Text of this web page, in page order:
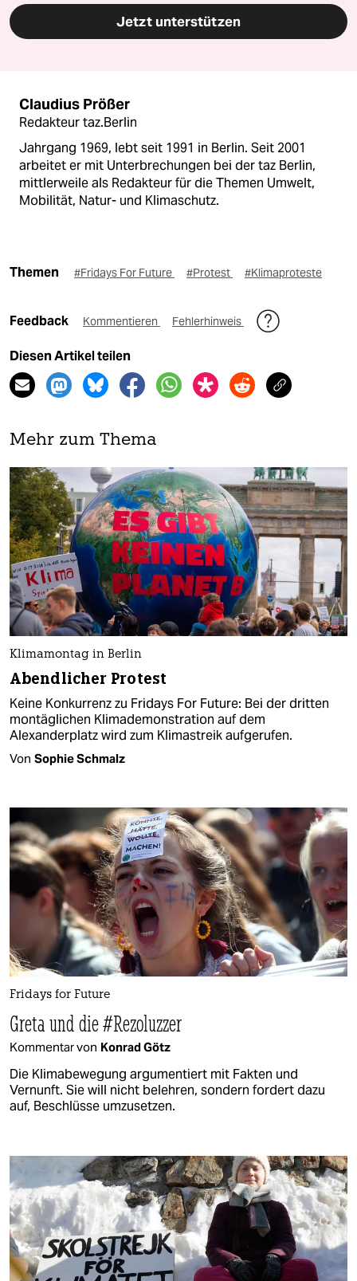
Jetzt unterstützen
Claudius Prößer
Redakteur taz.Berlin
Jahrgang 1969, lebt seit 1991 in Berlin. Seit 2001
arbeitet er mit Unterbrechungen bei der taz Berlin,
mittlerweile als Redakteur für die Themen Umwelt,
Mobilität, Natur- und Klimaschutz.
Themen #Fridays For Future #Protest #Klimaproteste
Feedback Kommentieren Fehlerhinweis
Diesen Artikel teilen
Mehr zum Thema
Klimamontag in Berlin
Abendlicher Protest
Keine Konkurrenz zu Fridays For Future: Bei der dritten
montäglichen Klimademonstration auf dem
Alexanderplatz wird zum Klimastreik aufgerufen.
Von Sophie Schmalz
Fridays for Future
Greta und die #Rezoluzzer
Kommentar von Konrad Götz
Die Klimabewegung argumentiert mit Fakten und
Vernunft. Sie will nicht belehren, sondern fordert dazu
auf, Beschlüsse umzusetzen.